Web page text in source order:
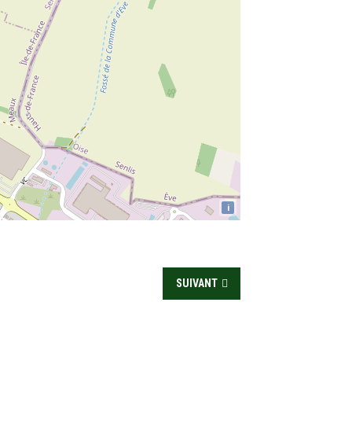
i
SUIVANT